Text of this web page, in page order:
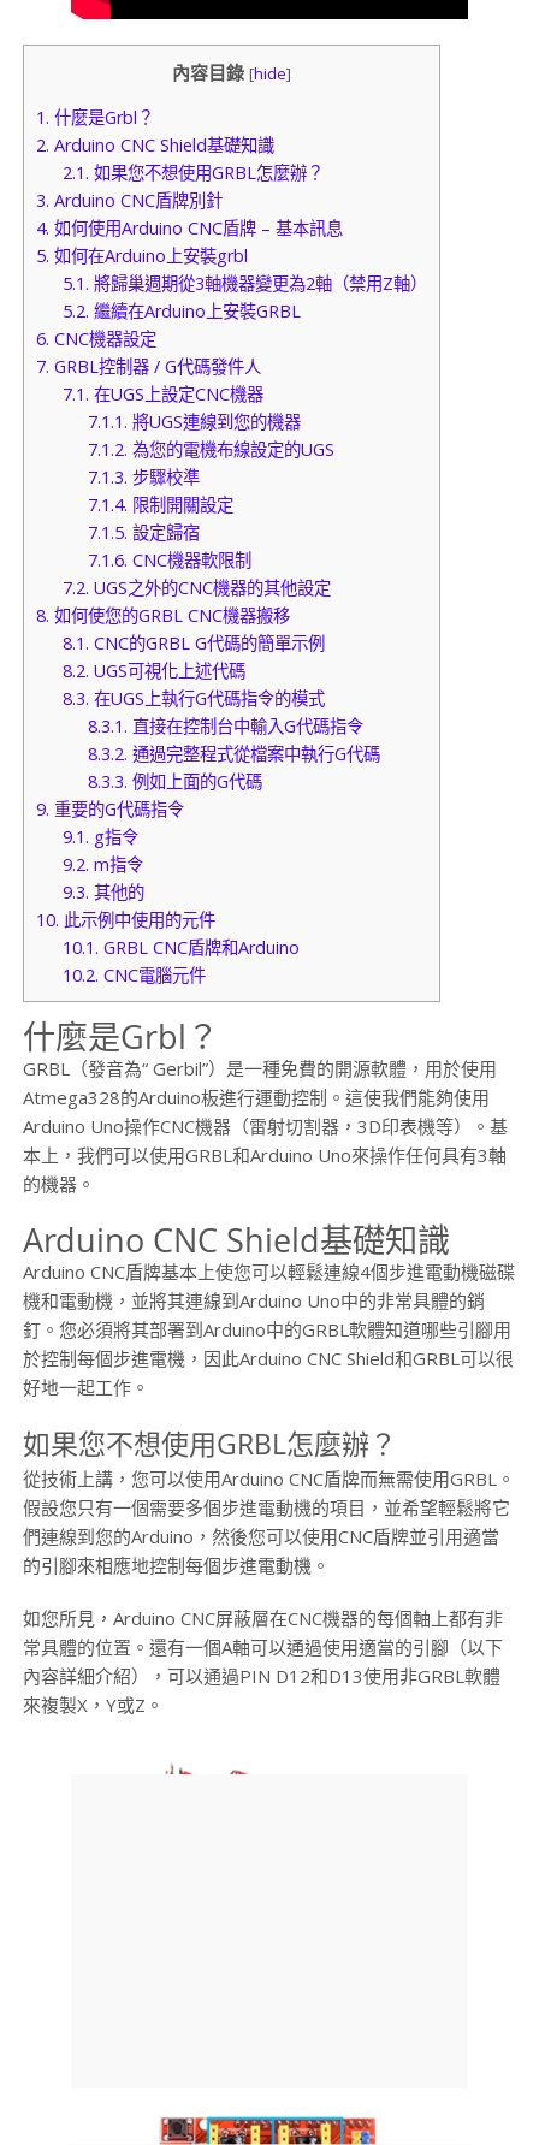
內容目錄 [hide]
1. 什麼是Grbl？
2. Arduino CNC Shield基礎知識
2.1. 如果您不想使用GRBL怎麼辦？
3. Arduino CNC盾牌別針
4. 如何使用Arduino CNC盾牌 – 基本訊息
5. 如何在Arduino上安裝grbl
5.1. 將歸巢週期從3軸機器變更為2軸（禁用Z軸）
5.2. 繼續在Arduino上安裝GRBL
6. CNC機器設定
7. GRBL控制器 / G代碼發件人
7.1. 在UGS上設定CNC機器
7.1.1. 將UGS連線到您的機器
7.1.2. 為您的電機布線設定的UGS
7.1.3. 步驟校準
7.1.4. 限制開關設定
7.1.5. 設定歸宿
7.1.6. CNC機器軟限制
7.2. UGS之外的CNC機器的其他設定
8. 如何使您的GRBL CNC機器搬移
8.1. CNC的GRBL G代碼的簡單示例
8.2. UGS可視化上述代碼
8.3. 在UGS上執行G代碼指令的模式
8.3.1. 直接在控制台中輸入G代碼指令
8.3.2. 通過完整程式從檔案中執行G代碼
8.3.3. 例如上面的G代碼
9. 重要的G代碼指令
9.1. g指令
9.2. m指令
9.3. 其他的
10. 此示例中使用的元件
10.1. GRBL CNC盾牌和Arduino
10.2. CNC電腦元件
什麼是Grbl？
GRBL（發音為“ Gerbil”）是一種免費的開源軟體，用於使用
Atmega328的Arduino板進行運動控制。這使我們能夠使用
Arduino Uno操作CNC機器（雷射切割器，3D印表機等）。基
本上，我們可以使用GRBL和Arduino Uno來操作任何具有3軸
的機器。
Arduino CNC Shield基礎知識
Arduino CNC盾牌基本上使您可以輕鬆連線4個步進電動機磁碟
機和電動機，並將其連線到Arduino Uno中的非常具體的銷
釘。您必須將其部署到Arduino中的GRBL軟體知道哪些引腳用
於控制每個步進電機，因此Arduino CNC Shield和GRBL可以很
好地一起工作。
如果您不想使用GRBL怎麼辦？
從技術上講，您可以使用Arduino CNC盾牌而無需使用GRBL。
假設您只有一個需要多個步進電動機的項目，並希望輕鬆將它
們連線到您的Arduino，然後您可以使用CNC盾牌並引用適當
的引腳來相應地控制每個步進電動機。
如您所見，Arduino CNC屏蔽層在CNC機器的每個軸上都有非
常具體的位置。還有一個A軸可以通過使用適當的引腳（以下
內容詳細介紹），可以通過PIN D12和D13使用非GRBL軟體
來複製X，Y或Z。